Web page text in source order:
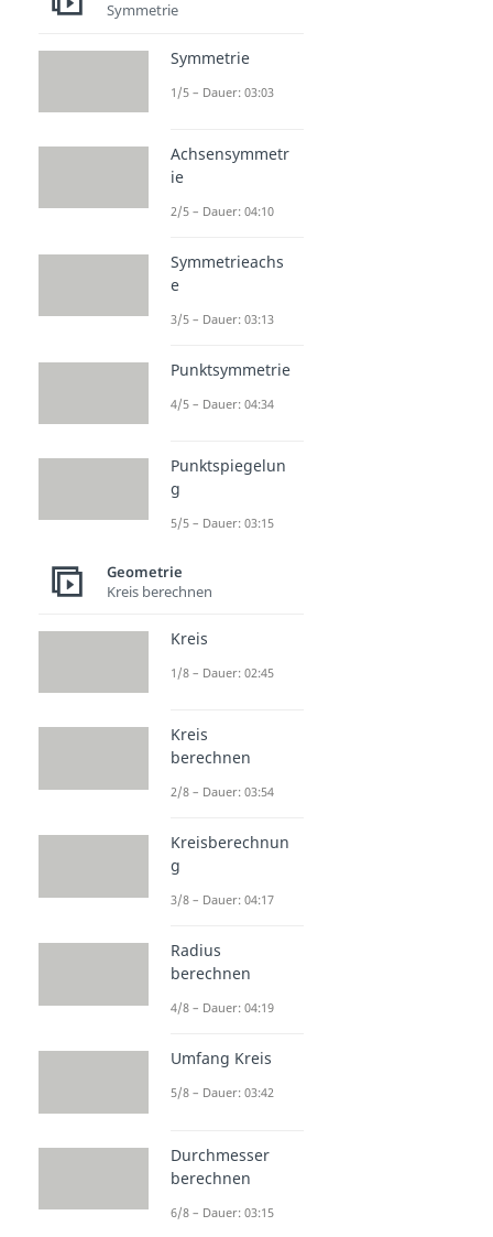
Symmetrie
Symmetrie
1/5 – Dauer: 03:03
Achsensymmetr
ie
2/5 – Dauer: 04:10
Symmetrieachs
e
3/5 – Dauer: 03:13
Punktsymmetrie
4/5 – Dauer: 04:34
Punktspiegelun
g
5/5 – Dauer: 03:15
Geometrie
Kreis berechnen
Kreis
1/8 – Dauer: 02:45
Kreis
berechnen
2/8 – Dauer: 03:54
Kreisberechnun
g
3/8 – Dauer: 04:17
Radius
berechnen
4/8 – Dauer: 04:19
Umfang Kreis
5/8 – Dauer: 03:42
Durchmesser
berechnen
6/8 – Dauer: 03:15